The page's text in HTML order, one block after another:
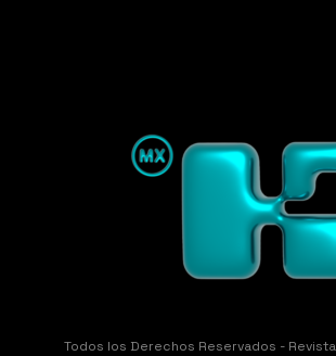
Todos los Derechos Reservados -